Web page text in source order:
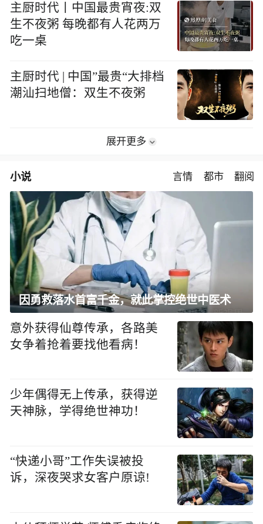
主厨时代丨中国最贵宵夜:双
生不夜粥 每晚都有人花两万
吃一桌
主厨时代 | 中国”最贵“大排档
潮汕扫地僧：双生不夜粥
展开更多
小说 言情 都市 翻阅
因勇救落水首富千金，就此掌控绝世中医术
意外获得仙尊传承，各路美
女争着抢着要找他看病！
少年偶得无上传承，获得逆
天神脉，学得绝世神功！
“快递小哥”工作失误被投
诉，深夜哭求女客户原谅!